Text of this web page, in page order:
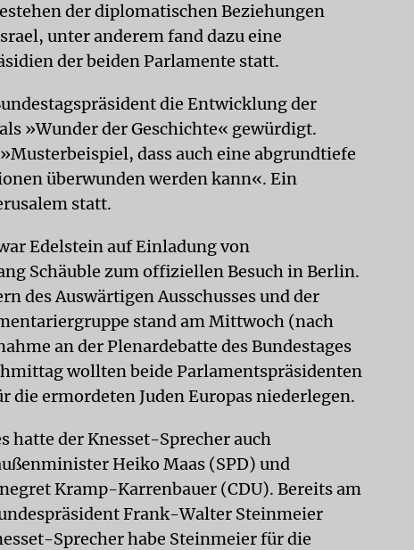
der diplomatischen Beziehungen
unter anderem fand dazu eine
der beiden Parlamente statt.
die Entwicklung der
»Wunder der Geschichte« gewürdigt.
dass auch eine abgrundtiefe
überwunden werden kann«. Ein
statt.
Edelstein auf Einladung von
Schäuble zum offiziellen Besuch in Berlin.
des Auswärtigen Ausschusses und der
stand am Mittwoch (nach
an der Plenardebatte des Bundestages
wollten beide Parlamentspräsidenten
die ermordeten Juden Europas niederlegen.
hatte der Knesset-Sprecher auch
Heiko Maas (SPD) und
Kramp-Karrenbauer (CDU). Bereits am
Frank-Walter Steinmeier
Sprecher habe Steinmeier für die